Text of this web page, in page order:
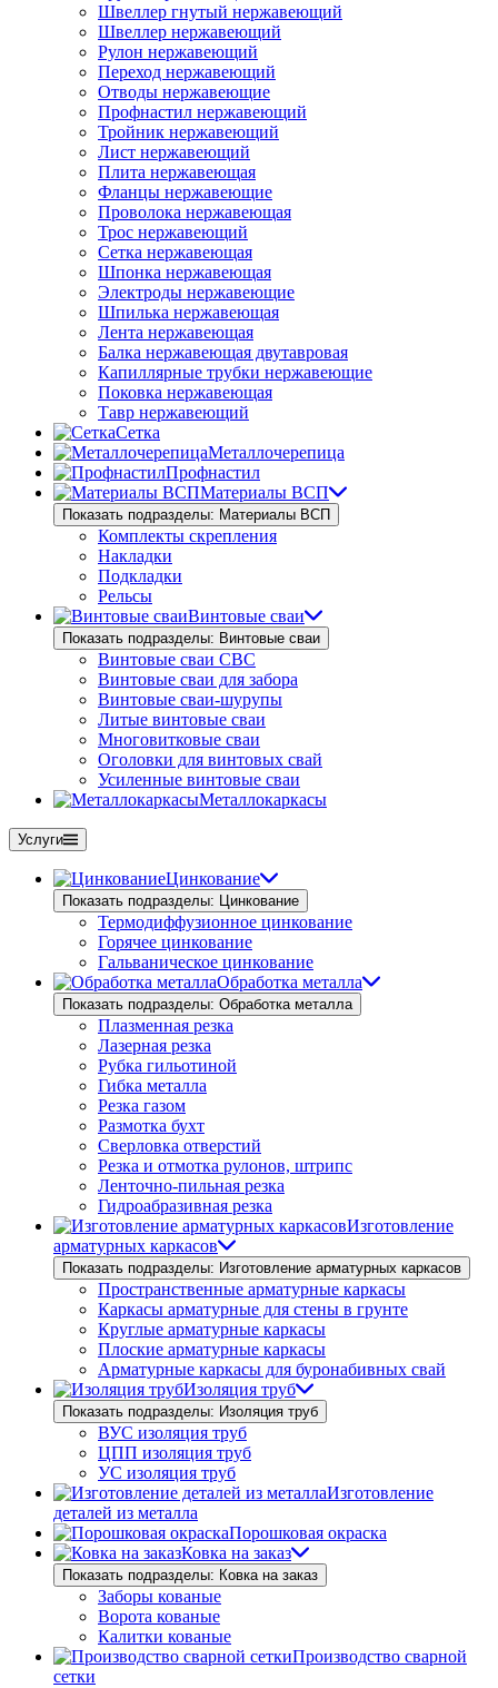
Швеллер гнутый нержавеющий
Швеллер нержавеющий
Рулон нержавеющий
Переход нержавеющий
Отводы нержавеющие
Профнастил нержавеющий
Тройник нержавеющий
Лист нержавеющий
Плита нержавеющая
Фланцы нержавеющие
Проволока нержавеющая
Трос нержавеющий
Сетка нержавеющая
Шпонка нержавеющая
Электроды нержавеющие
Шпилька нержавеющая
Лента нержавеющая
Балка нержавеющая двутавровая
Капиллярные трубки нержавеющие
Поковка нержавеющая
Тавр нержавеющий
Сетка
Металлочерепица
Профнастил
Материалы ВСП
Показать подразделы: Материалы ВСП
Комплекты скрепления
Накладки
Подкладки
Рельсы
Винтовые сваи
Показать подразделы: Винтовые сваи
Винтовые сваи СВС
Винтовые сваи для забора
Винтовые сваи-шурупы
Литые винтовые сваи
Многовитковые сваи
Оголовки для винтовых свай
Усиленные винтовые сваи
Металлокаркасы
Услуги
Цинкование
Показать подразделы: Цинкование
Термодиффузионное цинкование
Горячее цинкование
Гальваническое цинкование
Обработка металла
Показать подразделы: Обработка металла
Плазменная резка
Лазерная резка
Рубка гильотиной
Гибка металла
Резка газом
Размотка бухт
Сверловка отверстий
Резка и отмотка рулонов, штрипс
Ленточно-пильная резка
Гидроабразивная резка
Изготовление
арматурных каркасов
Показать подразделы: Изготовление арматурных каркасов
Пространственные арматурные каркасы
Каркасы арматурные для стены в грунте
Круглые арматурные каркасы
Плоские арматурные каркасы
Арматурные каркасы для буронабивных свай
Изоляция труб
Показать подразделы: Изоляция труб
ВУС изоляция труб
ЦПП изоляция труб
УС изоляция труб
Изготовление
деталей из металла
Порошковая окраска
Ковка на заказ
Показать подразделы: Ковка на заказ
Заборы кованые
Ворота кованые
Калитки кованые
Производство сварной
сетки